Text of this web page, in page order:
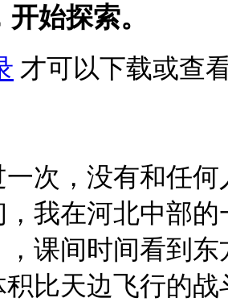
始探索。
才可以下载或查
次，没有和任何
，我在河北中部
课间时间看到
比天边飞行的